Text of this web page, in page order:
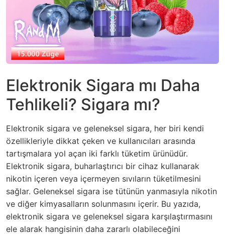
Elektronik Sigara mı Daha
Tehlikeli? Sigara mı?
Elektronik sigara ve geleneksel sigara, her biri kendi
özellikleriyle dikkat çeken ve kullanıcıları arasında
tartışmalara yol açan iki farklı tüketim ürünüdür.
Elektronik sigara, buharlaştırıcı bir cihaz kullanarak
nikotin içeren veya içermeyen sıvıların tüketilmesini
sağlar. Geleneksel sigara ise tütünün yanmasıyla nikotin
ve diğer kimyasalların solunmasını içerir. Bu yazıda,
elektronik sigara ve geleneksel sigara karşılaştırmasını
ele alarak hangisinin daha zararlı olabileceğini